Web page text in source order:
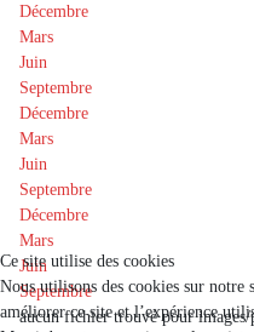
Décembre
Mars
Juin
Septembre
Décembre
Mars
Juin
Septembre
Décembre
Mars
Juin
Septembre
aucun fichier trouvé pour
Ce site utilise des cookies
Nous utilisons des cookies sur notre
améliorer ce site et l’expérience